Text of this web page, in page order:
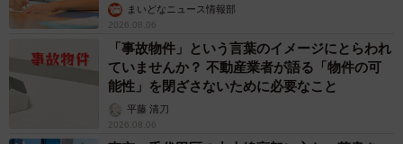
まいどなニュース情報部
2026.08.06
「事故物件」という言葉のイメージにとらわれ
ていませんか？ 不動産業者が語る「物件の可
能性」を閉ざさないために必要なこと
平藤 清刀
2026.08.06